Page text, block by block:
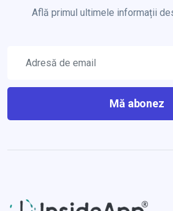
Află primul ultimele informații
Mă abonez